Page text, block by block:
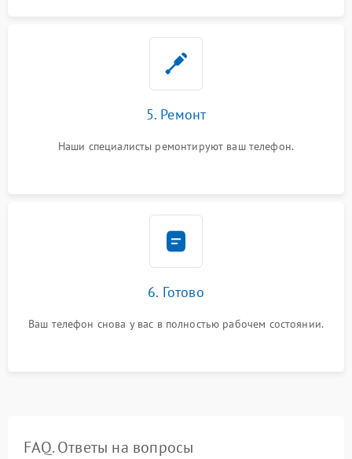
5. Ремонт
Наши специалисты ремонтируют ваш телефон.
6. Готово
Ваш телефон снова у вас в полностью рабочем состоянии.
FAQ. Ответы на вопросы